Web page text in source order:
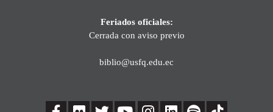
Feriados oficiales:
Cerrada con aviso previo
biblio@usfq.edu.ec